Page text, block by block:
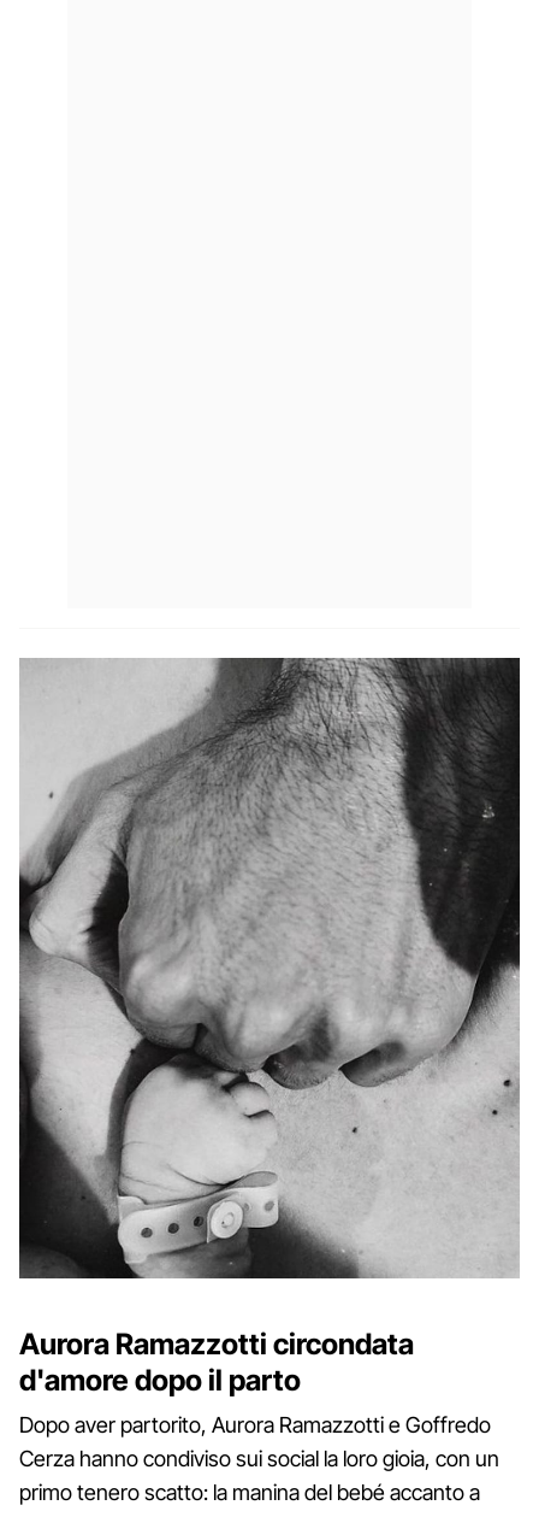
Aurora Ramazzotti circondata
d'amore dopo il parto
Dopo aver partorito, Aurora Ramazzotti e Goffredo
Cerza hanno condiviso sui social la loro gioia, con un
primo tenero scatto: la manina del bebé accanto a